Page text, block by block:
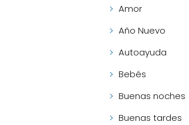
Amor
Año Nuevo
Autoayuda
Bebés
Buenas noches
Buenas tardes